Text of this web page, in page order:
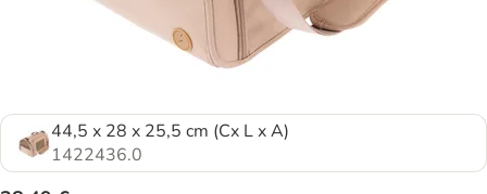
44,5 x 28 x 25,5 cm (Cx L x A)
1422436.0